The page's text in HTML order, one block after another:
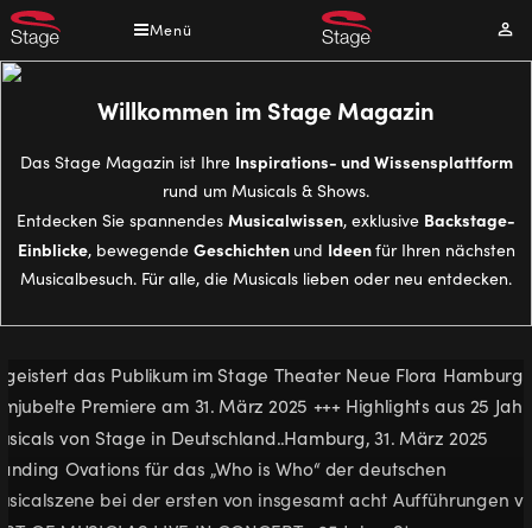
Direkt
zum
Inhalt
Menü
Willkommen im Stage Magazin
Das Stage Magazin ist Ihre Inspirations- und Wissensplattform
rund um Musicals & Shows.
Entdecken Sie spannendes Musicalwissen, exklusive Backstage-
Einblicke, bewegende Geschichten und Ideenfür Ihren nächsten
Musicalbesuch. Für alle, die Musicals lieben oder neu entdecken.